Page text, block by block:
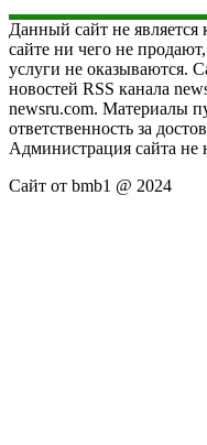
Данный сайт не
сайте ни чего не
услуги не оказываются.
новостей RSS канала
newsru.com. Материалы
ответственность за
Администрация сайта не
Сайт от bmb1 @ 2024